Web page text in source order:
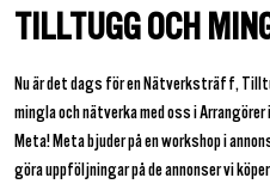
TILLTUGG OCH
Nu är det dags för en Nätverksträff,
mingla och nätverka med oss i
Meta! Meta bjuder på en workshop i
göra uppföljningar på de annonser vi